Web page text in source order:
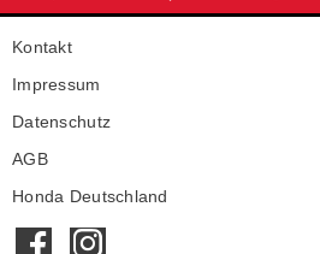
Kontakt
Impressum
Datenschutz
AGB
Honda Deutschland